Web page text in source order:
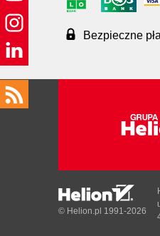
Bezpieczne
© Helion.pl 1991-2026